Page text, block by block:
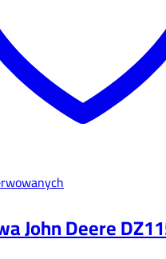
John Deere